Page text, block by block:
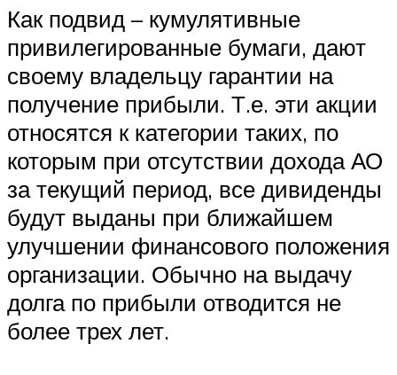
Как подвид – кумулятивные
привилегированные бумаги, дают
своему владельцу гарантии на
получение прибыли. Т.е. эти акции
относятся к категории таких, по
которым при отсутствии дохода АО
за текущий период, все дивиденды
будут выданы при ближайшем
улучшении финансового положения
организации. Обычно на выдачу
долга по прибыли отводится не
более трех лет.